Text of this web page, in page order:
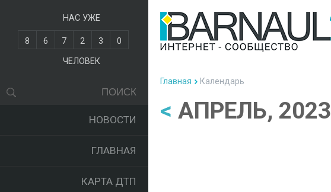
НАС УЖЕ
8 6 7 2 3
0
ЧЕЛОВЕК
НОВОСТИ
ГЛАВНАЯ
КАРТА ДТП
Главная Календарь
< АПРЕЛЬ, 2023